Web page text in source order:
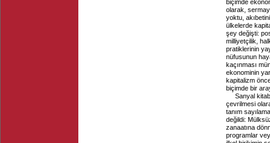
biçimde
olarak,
yoktu,
ülkelerde
şey değişti:
milliyetçilik,
pratiklerinin
nüfusunun
kaçınması
ekonominin
kapitalizm
biçimde bir
Sanyal
çevrilmesi
tanım
değildi:
zanaatına
programlar